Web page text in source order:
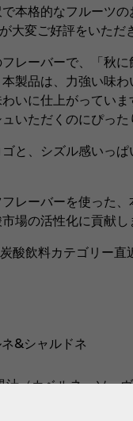
本格的なフルーツ
大変ご好評をいただ
レーバーで、「秋
製品は、力強い味
いに仕上がってい
いただくのにぴった
と、シズル感いっ
レーバーを使った
場の活性化に貢献し
酸飲料カテゴリー
&シャルドネ
汁（カベルネ・ソー
）